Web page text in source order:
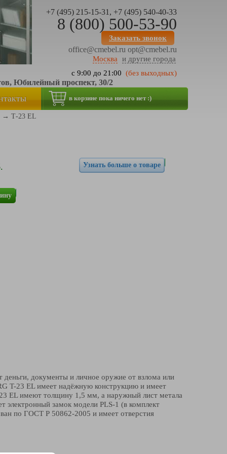
+7 (495) 215-15-31, +7 (495) 540-40-33
8 (800) 500-53-90
Заказать звонок
office@cmebel.ru opt@cmebel.ru
Москва
и другие города
с 9:00 до 21:00 (без выходных)
Юбилейный проспект, 30/2
в корзине пока ничего нет :)
→ Т-23 EL
Узнать больше о товаре
документы и личное оружие от взлома или
T-23 EL имеет надёжную конструкцию и имеет
EL имеют толщину 1,5 мм, а наружный лист метала
электронный замок модели PLS-1 (в комплект
по ГОСТ Р 50862-2005 и имеет отверстия